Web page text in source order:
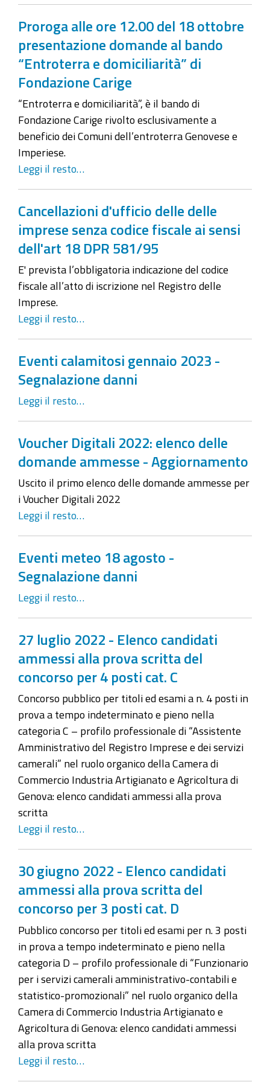
Proroga alle ore 12.00 del 18 ottobre
presentazione domande al bando
“Entroterra e domiciliarità” di
Fondazione Carige
“Entroterra e domiciliarità”, è il bando di
Fondazione Carige rivolto esclusivamente a
beneficio dei Comuni dell’entroterra Genovese e
Imperiese.
Leggi il resto…
Cancellazioni d'ufficio delle delle
imprese senza codice fiscale ai sensi
dell'art 18 DPR 581/95
E' prevista l’obbligatoria indicazione del codice
fiscale all’atto di iscrizione nel Registro delle
Imprese.
Leggi il resto…
Eventi calamitosi gennaio 2023 -
Segnalazione danni
Leggi il resto…
Voucher Digitali 2022: elenco delle
domande ammesse - Aggiornamento
Uscito il primo elenco delle domande ammesse per
i Voucher Digitali 2022
Leggi il resto…
Eventi meteo 18 agosto -
Segnalazione danni
Leggi il resto…
27 luglio 2022 - Elenco candidati
ammessi alla prova scritta del
concorso per 4 posti cat. C
Concorso pubblico per titoli ed esami a n. 4 posti in
prova a tempo indeterminato e pieno nella
categoria C – profilo professionale di “Assistente
Amministrativo del Registro Imprese e dei servizi
camerali” nel ruolo organico della Camera di
Commercio Industria Artigianato e Agricoltura di
Genova: elenco candidati ammessi alla prova
scritta
Leggi il resto…
30 giugno 2022 - Elenco candidati
ammessi alla prova scritta del
concorso per 3 posti cat. D
Pubblico concorso per titoli ed esami per n. 3 posti
in prova a tempo indeterminato e pieno nella
categoria D – profilo professionale di “Funzionario
per i servizi camerali amministrativo-contabili e
statistico-promozionali” nel ruolo organico della
Camera di Commercio Industria Artigianato e
Agricoltura di Genova: elenco candidati ammessi
alla prova scritta
Leggi il resto…